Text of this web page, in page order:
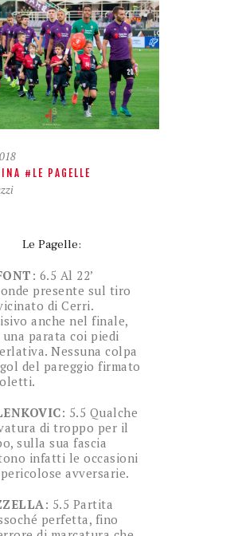
LE PAGELLE
Le Pagelle:
: 6.5 Al 22’
presente sul tiro
di Cerri.
anche nel finale,
una parata coi piedi
Nessuna colpa
del pareggio firmato
: 5.5 Qualche
di troppo per il
sulla sua fascia
infatti le occasioni
avversarie.
: 5.5 Partita
perfetta, fino